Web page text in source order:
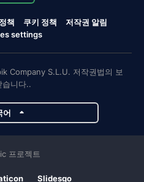
책 쿠키 정책
저작권 알림
settings
S.L.U. 저작권법의 보
습니다..
어
프로젝트
Slidesgo